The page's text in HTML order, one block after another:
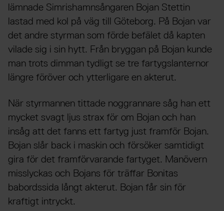
lämnade Simrishamnsångaren Bojan Stettin
lastad med kol på väg till Göteborg. På Bojan var
det andre styrman som förde befälet då kapten
vilade sig i sin hytt. Från bryggan på Bojan kunde
man trots dimman tydligt se tre fartygslanternor
längre föröver och ytterligare en akterut.
När styrmannen tittade noggrannare såg han ett
mycket svagt ljus strax för om Bojan och han
insåg att det fanns ett fartyg just framför Bojan.
Bojan slår back i maskin och försöker samtidigt
gira för det framförvarande fartyget. Manövern
misslyckas och Bojans för träffar Bonitas
babordssida långt akterut. Bojan får sin för
kraftigt intryckt.